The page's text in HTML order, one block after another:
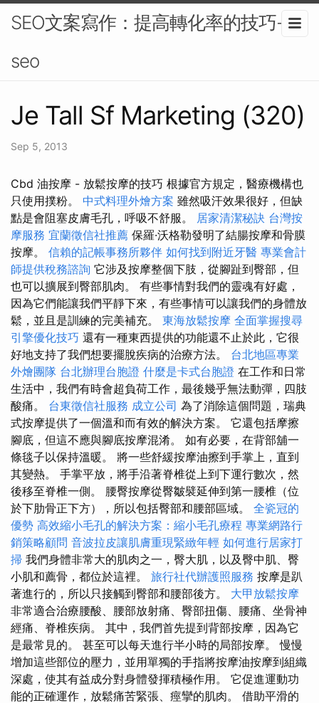
SEO文案寫作：提高轉化率的技巧-
seo
Je Tall Sf Marketing (320)
Sep 5, 2013
Cbd 油按摩 - 放鬆按摩的技巧 根據官方規定，醫療機構也
只使用撲粉。 中式料理外燴方案 雖然吸汗效果很好，但缺
點是會阻塞皮膚毛孔，呼吸不舒服。 居家清潔秘訣 台灣按
摩服務 宜蘭徵信社推薦 保羅·沃格勒發明了結腸按摩和骨膜
按摩。 信賴的記帳事務所夥伴 如何找到附近牙醫 專業會計
師提供稅務諮詢 它涉及按摩整個下肢，從腳趾到臀部，但
也可以擴展到臀部肌肉。 有些事情對我們的靈魂有好處，
因為它們能讓我們平靜下來，有些事情可以讓我們的身體放
鬆，並且是訓練的完美補充。 東海放鬆按摩 全面掌握搜尋
引擎優化技巧 還有一種東西提供的功能還不止於此，它很
好地支持了我們想要擺脫疾病的治療方法。 台北地區專業
外燴團隊 台北辦理台胞證 什麼是卡式台胞證 在工作和日常
生活中，我們有時會超負荷工作，最後幾乎無法動彈，四肢
酸痛。 台東徵信社服務 成立公司 為了消除這個問題，瑞典
式按摩提供了一個溫和而有效的解決方案。 它還包括摩擦
腳底，但這不應與腳底按摩混淆。 如有必要，在背部舖一
條毯子以保持溫暖。 將一些舒緩按摩油擦到手掌上，直到
其變熱。 手掌平放，將手沿著脊椎從上到下運行數次，然
後移至脊椎一側。 腰臀按摩從臀皺襞延伸到第一腰椎（位
於下肋骨正下方），所以包括臀部和腰部區域。 全瓷冠的
優勢 高效縮小毛孔的解決方案：縮小毛孔療程 專業網路行
銷策略顧問 音波拉皮讓肌膚重現緊緻年輕 如何進行居家打
掃 我們身體非常大的肌肉之一，臀大肌，以及臀中肌、臀
小肌和薦骨，都位於這裡。 旅行社代辦護照服務 按摩是趴
著進行的，所以只接觸到臀部和腰部後方。 大甲放鬆按摩
非常適合治療腰酸、腰部放射痛、臀部扭傷、腰痛、坐骨神
經痛、脊椎疾病。 其中，我們首先提到背部按摩，因為它
是最常見的。 甚至可以每天進行半小時的局部按摩。 慢慢
增加這些部位的壓力，並用單獨的手指將按摩油按摩到組織
深處，使其有益成分對身體發揮積極作用。 它促進運動功
能的正確運作，放鬆痛苦緊張、痙攣的肌肉。 借助平滑的